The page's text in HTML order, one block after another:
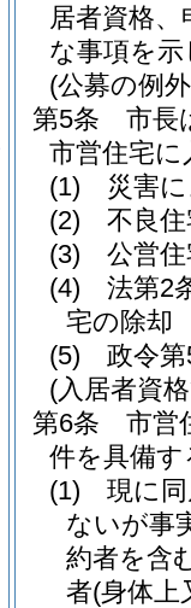
居者資格
な事項を
(公募の例
第5条
市長
市営住宅
(1)
災害
(2)
不良
(3)
公営
(4)
法第2
宅の除却
(5)
政令
(入居者資
第6条
市営
件を具備
(1)
現に
ないが事
約者を含
者(身体上